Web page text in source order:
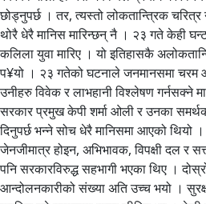
छोड्नुपर्छ । तर, त्यस्तो लोकतान्त्रिक
थोरै धेरै मानिस मारिन्छन् नै । २३ गते केही
कलिला युवा मारिए । यो इतिहासकै
प¥यो । २३ गतेको घटनाले जनमानसमा चरम
उनीहरु विवेक र लाभहानी विश्लेषण गर्नसक्ने
सरकार प्रमुख केपी शर्मा ओली र उनका
दिनुपर्छ भन्ने सोच धेरै मानिसमा आएको थियो
जेनजीमात्र होइन, अभिभावक, विपक्षी दल र
पनि सरकारविरुद्ध सहभागी भएका थिए ।
आन्दोलनकारीको संख्या अति उच्च भयो ।